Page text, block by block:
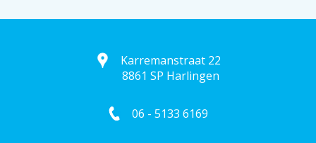
Karremanstraat 22
8861 SP Harlingen
06 - 5133 6169